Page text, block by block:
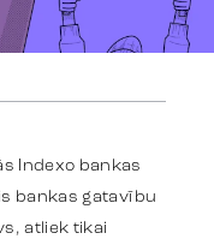
Indexo bankas
bankas gatavību
atliek tikai